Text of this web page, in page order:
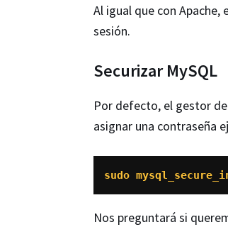
Al igual que con Apache,
sesión.
Securizar MySQL
Por defecto, el gestor
asignar una contraseña
sudo
Nos preguntará si